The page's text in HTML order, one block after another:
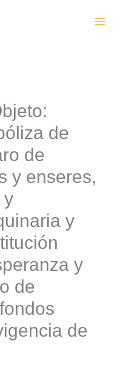
de
de
y enseres,
y
y
y
de
de